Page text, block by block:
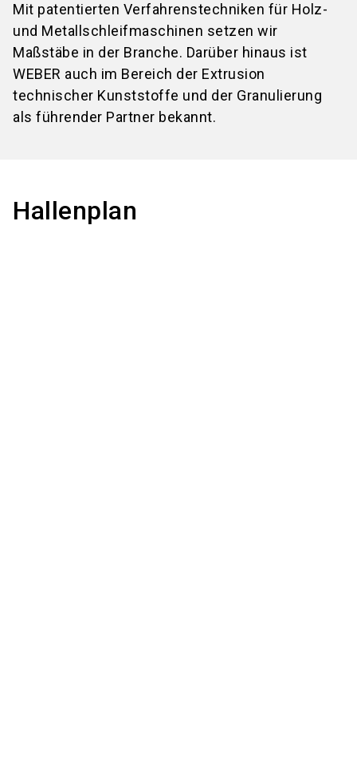
Mit patentierten Verfahrenstechniken für Holz-
und Metallschleifmaschinen setzen wir
Maßstäbe in der Branche. Darüber hinaus ist
WEBER auch im Bereich der Extrusion
technischer Kunststoffe und der Granulierung
als führender Partner bekannt.
Hallenplan